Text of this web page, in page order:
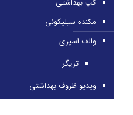
مکنده سیلیکونی
والف اسپری
تریگر
ویدیو ظروف بهداشتی